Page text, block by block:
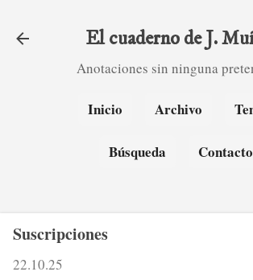
El cuaderno de J.
Anotaciones sin ninguna
Inicio Archivo
Búsqueda Contacto
Suscripciones
22.10.25